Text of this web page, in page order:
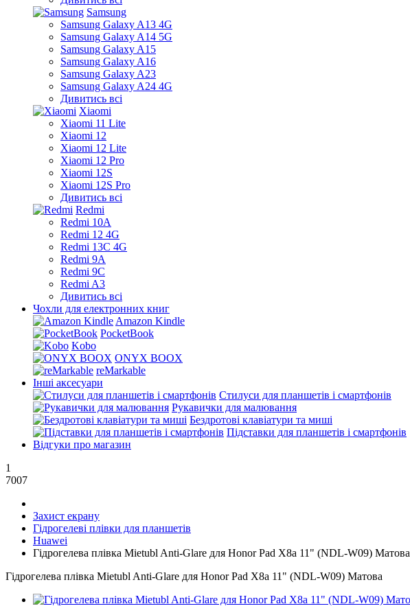
Samsung
Samsung Galaxy A13 4G
Samsung Galaxy A14 5G
Samsung Galaxy A15
Samsung Galaxy A16
Samsung Galaxy A23
Samsung Galaxy A24 4G
Дивитись всі
Xiaomi
Xiaomi 11 Lite
Xiaomi 12
Xiaomi 12 Lite
Xiaomi 12 Pro
Xiaomi 12S
Xiaomi 12S Pro
Дивитись всі
Redmi
Redmi 10A
Redmi 12 4G
Redmi 13C 4G
Redmi 9A
Redmi 9C
Redmi A3
Дивитись всі
Чохли для електронних книг
Amazon Kindle
PocketBook
Kobo
ONYX BOOX
reMarkable
Інші аксесуари
Стилуси для планшетів і смартфонів
Рукавички для малювання
Бездротові клавіатури та миші
Підставки для планшетів і смартфонів
Відгуки про магазин
1
7007
Захист екрану
Гідрогелеві плівки для планшетів
Huawei
Гідрогелева плівка Mietubl Anti-Glare для Honor Pad X8a 11" (NDL-W09) Матова
Гідрогелева плівка Mietubl Anti-Glare для Honor Pad X8a 11" (NDL-W09) Матова